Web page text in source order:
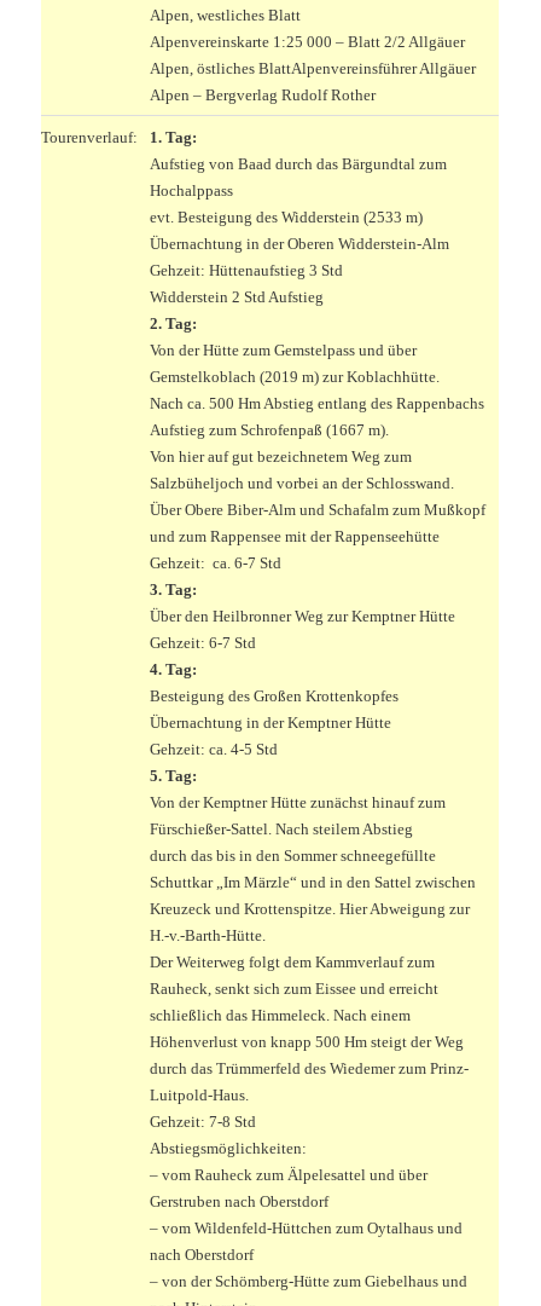
Alpen, westliches Blatt
Alpenvereinskarte 1:25 000 – Blatt 2/2 Allgäuer
Alpen, östliches BlattAlpenvereinsführer Allgäuer
Alpen – Bergverlag Rudolf Rother
Tourenverlauf:
1. Tag:
Aufstieg von Baad durch das Bärgundtal zum
Hochalppass
evt. Besteigung des Widderstein (2533 m)
Übernachtung in der Oberen Widderstein-Alm
Gehzeit: Hüttenaufstieg 3 Std
Widderstein 2 Std Aufstieg
2. Tag:
Von der Hütte zum Gemstelpass und über
Gemstelkoblach (2019 m) zur Koblachhütte.
Nach ca. 500 Hm Abstieg entlang des Rappenbachs
Aufstieg zum Schrofenpaß (1667 m).
Von hier auf gut bezeichnetem Weg zum
Salzbüheljoch und vorbei an der Schlosswand.
Über Obere Biber-Alm und Schafalm zum Mußkopf
und zum Rappensee mit der Rappenseehütte
Gehzeit: ca. 6-7 Std
3. Tag:
Über den Heilbronner Weg zur Kemptner Hütte
Gehzeit: 6-7 Std
4. Tag:
Besteigung des Großen Krottenkopfes
Übernachtung in der Kemptner Hütte
Gehzeit: ca. 4-5 Std
5. Tag:
Von der Kemptner Hütte zunächst hinauf zum
Fürschießer-Sattel. Nach steilem Abstieg
durch das bis in den Sommer schneegefüllte
Schuttkar „Im Märzle“ und in den Sattel zwischen
Kreuzeck und Krottenspitze. Hier Abweigung zur
H.-v.-Barth-Hütte.
Der Weiterweg folgt dem Kammverlauf zum
Rauheck, senkt sich zum Eissee und erreicht
schließlich das Himmeleck. Nach einem
Höhenverlust von knapp 500 Hm steigt der Weg
durch das Trümmerfeld des Wiedemer zum Prinz-
Luitpold-Haus.
Gehzeit: 7-8 Std
Abstiegsmöglichkeiten:
– vom Rauheck zum Älpelesattel und über
Gerstruben nach Oberstdorf
– vom Wildenfeld-Hüttchen zum Oytalhaus und
nach Oberstdorf
– von der Schömberg-Hütte zum Giebelhaus und